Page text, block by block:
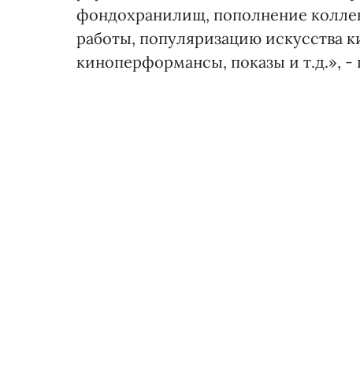
фондохранилищ, пополнение
работы, популяризацию искусства
киноперформансы, показы и т.д.», -